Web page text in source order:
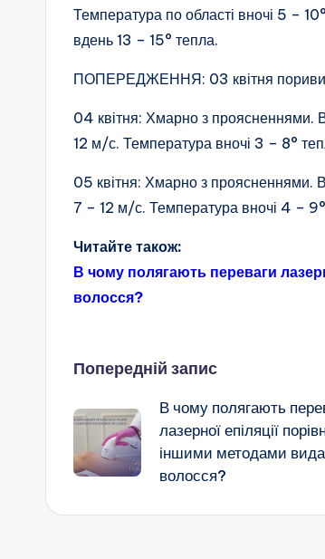
Температура по області вночі 5 –
вдень 13 – 15° тепла.
ПОПЕРЕДЖЕННЯ: 03 квітня пориви
04 квітня: Хмарно з проясненнями.
12 м/с. Температура вночі 3 – 8°
05 квітня: Хмарно з проясненнями.
7 – 12 м/с. Температура вночі 4 –
Читайте також:
В чому полягають переваги
волосся?
Навігація
по
запису
Попередній запис
В чому полягають
лазерної епіляції
іншими методами
волосся?